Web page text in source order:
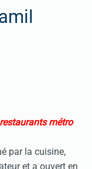
restaurants métro
par la cuisine,
et a ouvert en